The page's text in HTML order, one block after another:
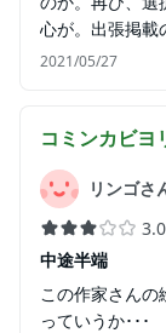
心が。出張掲載
2021/05/27
コミンカビヨ
リンゴさ
3.0
中途半端
この作家さんの
っていうか･･･